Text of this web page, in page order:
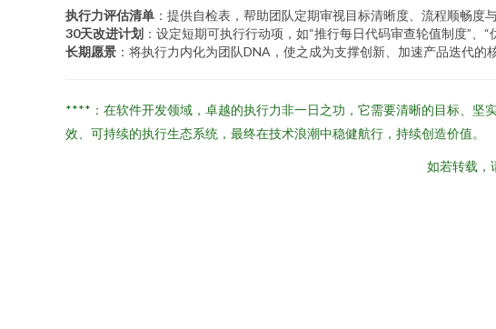
执行力评估清单 ：提供自检表，帮助团队定期审视目标清晰度、流程顺畅度
30天改进计划 ：设定短期可执行行动项，如“推行每日代码审查轮值制度”、“
长期愿景 ：将执行力内化为团队DNA，使之成为支撑创新、加速产品迭代的
****：在软件开发领域，卓越的执行力非一日之功，它需要清晰的目标、坚
效、可持续的执行生态系统，最终在技术浪潮中稳健航行，持续创造价值。
如若转载